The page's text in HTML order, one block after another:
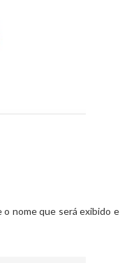
o nome que será exibido e